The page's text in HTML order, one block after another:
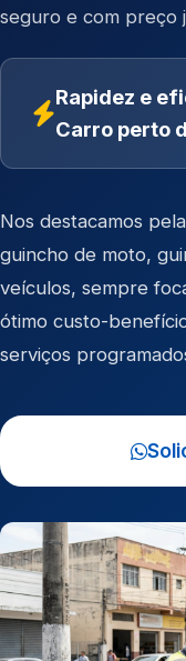
seguro e com preço
Rapidez e
Carro perto
Nos destacamos
guincho de moto,
veículos, sempre
ótimo custo-
serviços